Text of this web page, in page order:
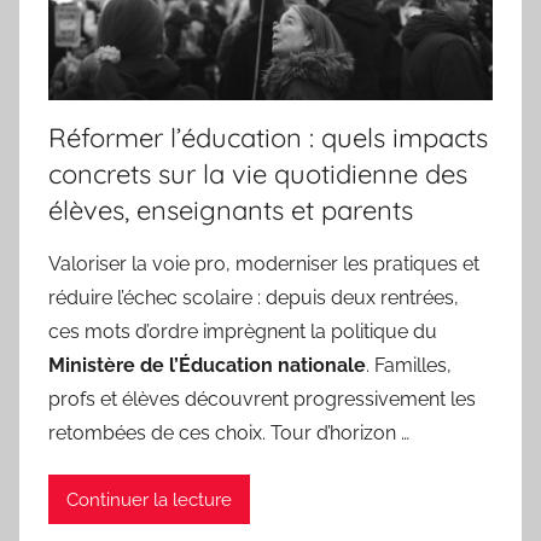
Réformer l’éducation : quels impacts
concrets sur la vie quotidienne des
élèves, enseignants et parents
Valoriser la voie pro, moderniser les pratiques et
réduire l’échec scolaire : depuis deux rentrées,
ces mots d’ordre imprègnent la politique du
Ministère de l’Éducation nationale. Familles,
profs et élèves découvrent progressivement les
retombées de ces choix. Tour d’horizon …
Continuer la lecture